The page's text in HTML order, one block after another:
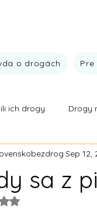
o drogách Pre
ich drogy Drogy
Výsledky drogovej
prevencie
sa z
Sep 12,
NaN z 5